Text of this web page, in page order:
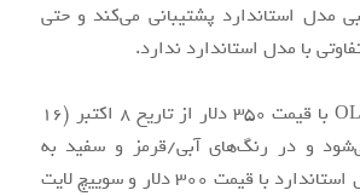
مدل استاندارد پشتیبانی می‌کند و حتی
با مدل استاندارد ندارد.
نینتندو سوییچ OLED با قیمت ۳۵۰ دلار از تاریخ ۸ اکتبر (۱۶
و در رنگ‌های آبی/قرمز و سفید به
فروش می‌رسد. مدل استاندارد با قیمت ۳۰۰ دلار و سوییچ لایت